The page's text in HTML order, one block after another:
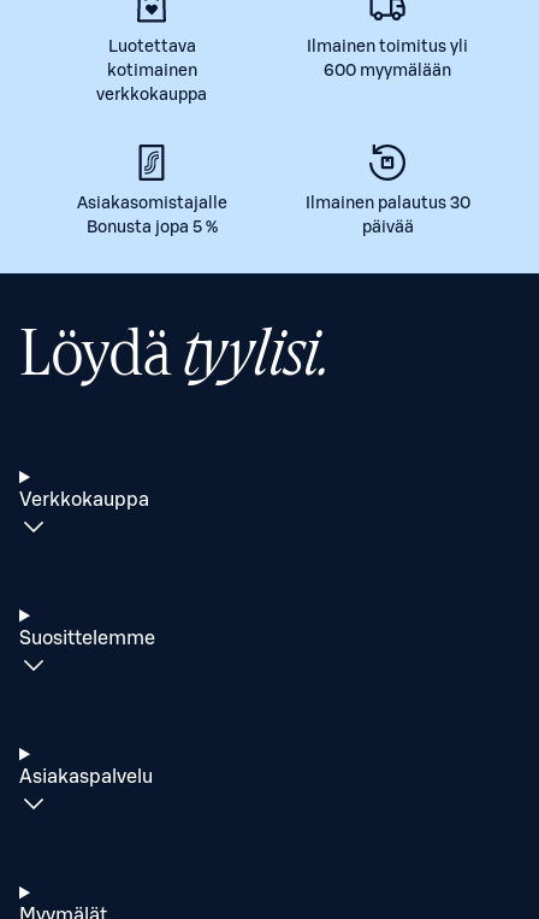
Luotettava
kotimainen
verkkokauppa
Ilmainen toimitus yli
600 myymälään
Asiakasomistajalle
Bonusta jopa 5 %
Ilmainen palautus 30
päivää
Löydätyylisi.
Verkkokauppa
Suosittelemme
Asiakaspalvelu